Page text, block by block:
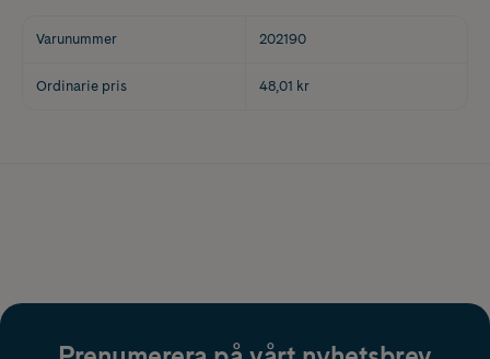
Varunummer 202190
Ordinarie pris 48,01 kr